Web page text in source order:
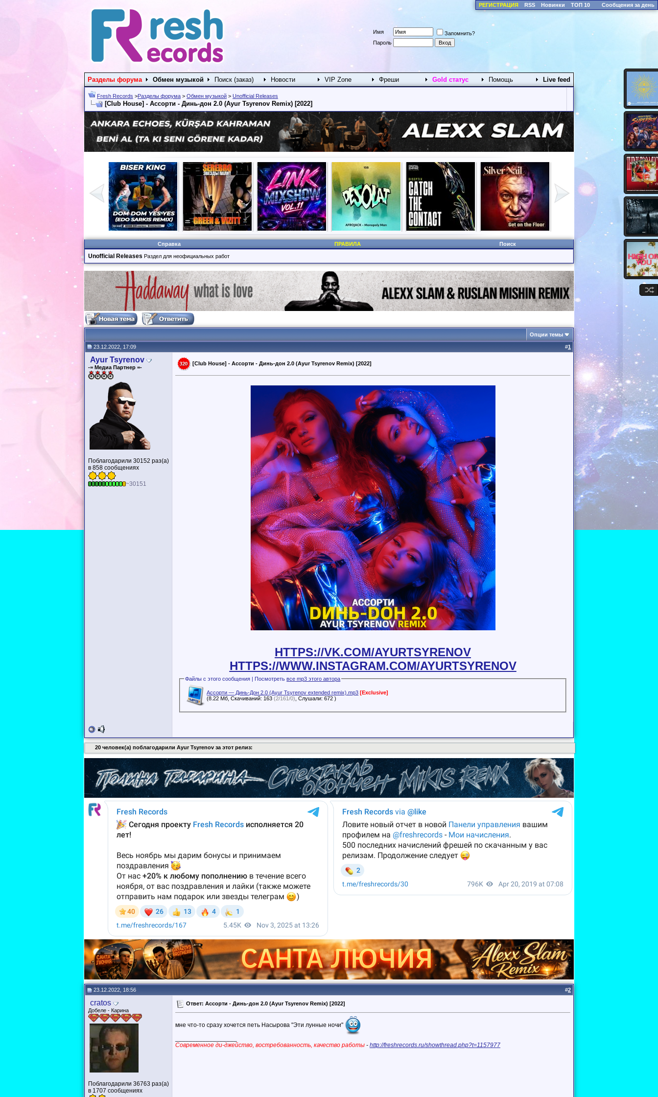
РЕГИСТРАЦИЯ RSS Новинки ТОП 10 Сообщения за день
Имя
Запомнить?
Пароль
Разделы форума Обмен музыкой Поиск (заказ) Новости VIP Zone Фреши Gold статус Помощь Live feed
Fresh Records >Разделы форума > Обмен музыкой > Unofficial Releases
[Club House] - Ассорти - Динь-дон 2.0 (Ayur Tsyrenov Remix) [2022]
Справка ПРАВИЛА Поиск
Unofficial Releases Раздел для неофициальных работ
Опции темы
23.12.2022, 17:09 #1
Ayur Tsyrenov
-= Медиа Партнер =-
Поблагодарили 30152 раз(а)
в 858 сообщениях
~30151
[Club House] - Ассорти - Динь-дон 2.0 (Ayur Tsyrenov Remix) [2022]
HTTPS://VK.COM/AYURTSYRENOV
HTTPS://WWW.INSTAGRAM.COM/AYURTSYRENOV
Файлы с этого сообщения | Посмотретьвсе mp3 этого автора
Ассорти — Динь-Дон 2.0 (Ayur Tsyrenov extended remix).mp3 [Exclusive]
(8.22 Мб, Скачиваний: 163(2/161/0) , Слушали: 672 )
20 человек(а) поблагодарили Ayur Tsyrenov за этот релиз:
23.12.2022, 18:56 #2
cratos
Добеле - Карина
Поблагодарили 36763 раз(а)
в 1707 сообщениях
Ответ: Ассорти - Динь-дон 2.0 (Ayur Tsyrenov Remix) [2022]
мне что-то сразу хочется петь Насырова "Эти лунные ночи"
Современное ди-джейство, востребованность, качество работы - http://freshrecords.ru/showthread.php?t=1157977